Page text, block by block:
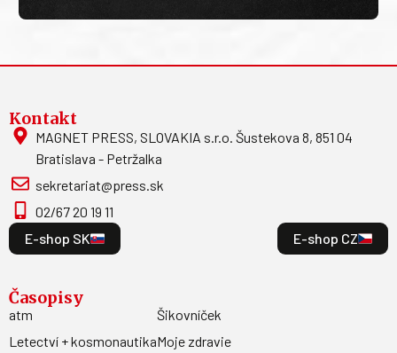
Kontakt
MAGNET PRESS, SLOVAKIA s.r.o. Šustekova 8, 851 04
Bratislava - Petržalka
sekretariat@press.sk
02/67 20 19 11
E-shop SK
E-shop CZ
Časopisy
atm
Letectví + kosmonautika
Šikovníček
Moje zdravie